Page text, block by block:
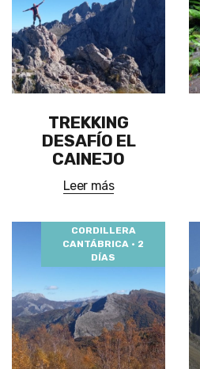
TREKKING
DESAFÍO EL
CAINEJO
Leer más
CORDILLERA
CANTÁBRICA · 2
DÍAS